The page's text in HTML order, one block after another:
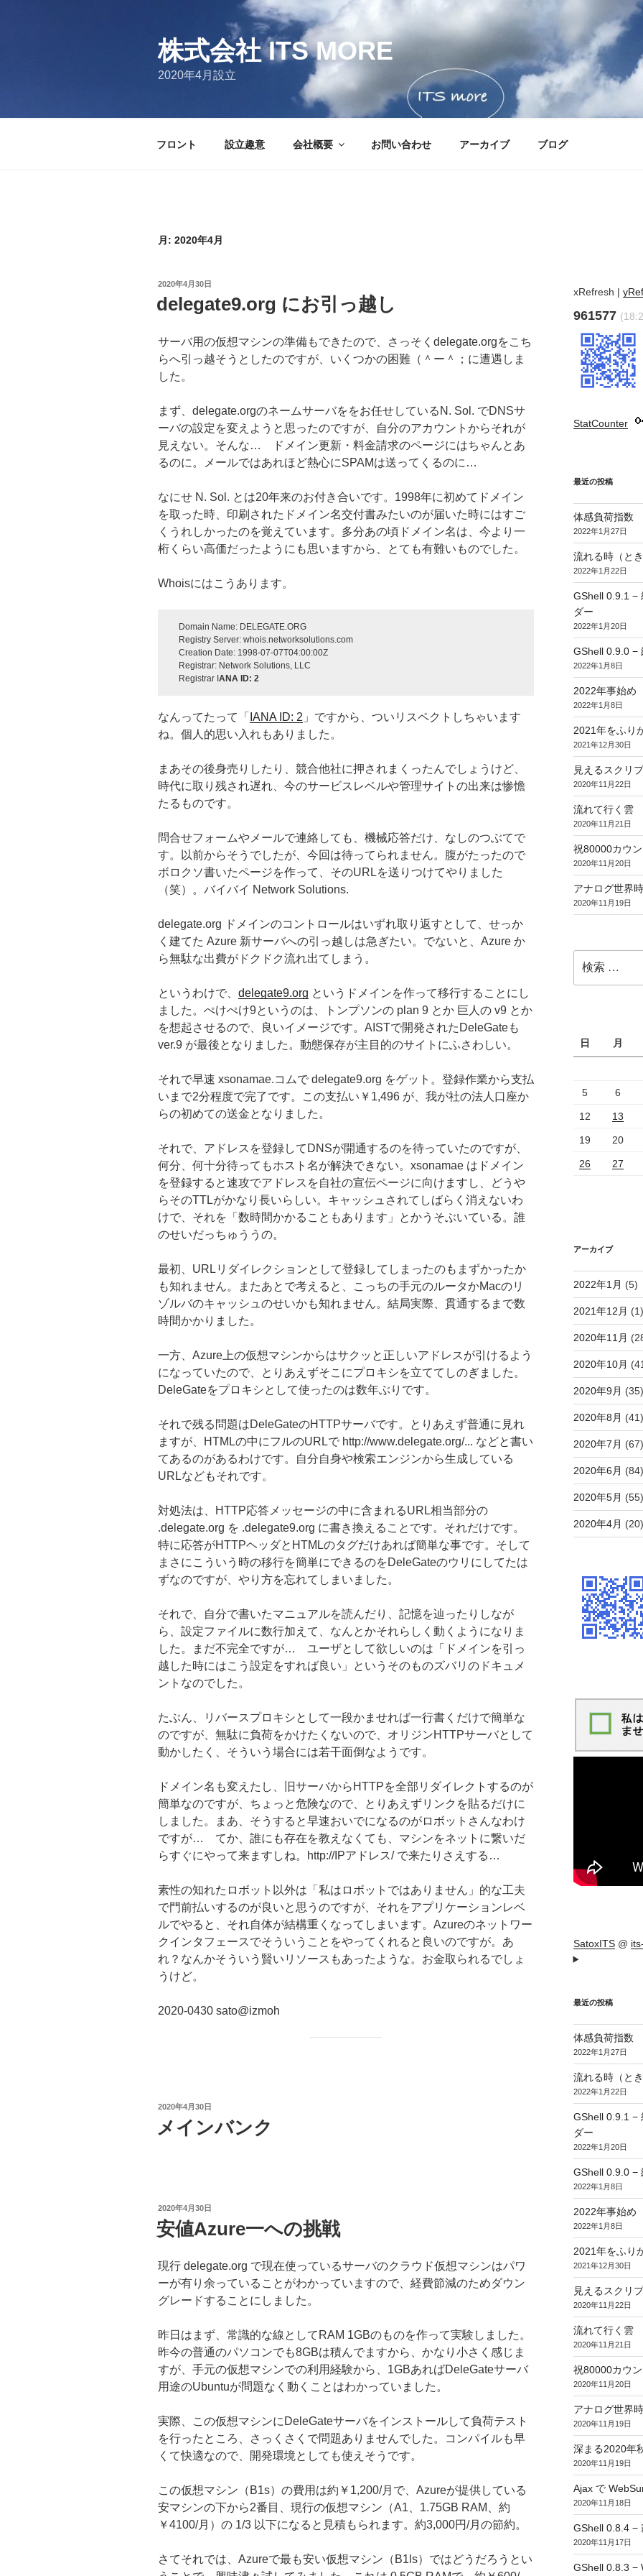
株式会社 ITS MORE
2020年4月設立
フロント 設立趣意 会社概要 お問い合わせ アーカイブ ブログ
月: 2020年4月
投
日:
2020年4月30日
delegate9.org にお引っ越し
サーバ用の仮想マシンの準備もできたので、さっそくdelegate.orgをこち
らへ引っ越そうとしたのですが、いくつかの困難（＾ー＾；に遭遇しま
した。
まず、delegate.orgのネームサーバををお任せしているN. Sol. でDNSサ
ーバの設定を変えようと思ったのですが、自分のアカウントからそれが
見えない。そんな… ドメイン更新・料金請求のページにはちゃんとあ
るのに。メールではあれほど熱心にSPAMは送ってくるのに…
なにせ N. Sol. とは20年来のお付き合いです。1998年に初めてドメイン
を取った時、印刷されたドメイン名交付書みたいのが届いた時にはすご
くうれしかったのを覚えています。多分あの頃ドメイン名は、今より一
桁くらい高価だったようにも思いますから、とても有難いものでした。
Whoisにはこうあります。
Domain Name: DELEGATE.ORG
Registry Server: whois.networksolutions.com
Creation Date: 1998-07-07T04:00:00Z
Registrar: Network Solutions, LLC
Registrar IANA ID: 2
なんってたって「 IANA ID: 2 」ですから、ついリスペクトしちゃいます
ね。個人的思い入れもありました。
まあその後身売りしたり、競合他社に押されまくったんでしょうけど、
時代に取り残され遅れ、今のサービスレベルや管理サイトの出来は惨憺
たるものです。
問合せフォームやメールで連絡しても、機械応答だけ、なしのつぶてで
す。以前からそうでしたが、今回は待ってられません。腹がたったので
ボロクソ書いたページを作って、そのURLを送りつけてやりました
（笑）。バイバイ Network Solutions.
delegate.org ドメインのコントロールはいずれ取り返すとして、せっか
く建てた Azure 新サーバへの引っ越しは急ぎたい。でないと、Azure か
ら無駄な出費がドクドク流れ出てしまう。
というわけで、 delegate9.org というドメインを作って移行することにし
ました。ぺけぺけ9というのは、トンプソンの plan 9 とか 巨人の v9 とか
を想起させるので、良いイメージです。AISTで開発されたDeleGateも
ver.9 が最後となりました。動態保存が主目的のサイトにふさわしい。
それで早速 xsonamae.コムで delegate9.org をゲット。登録作業から支払
いまで2分程度で完了です。この支払い￥1,496 が、我が社の法人口座か
らの初めての送金となりました。
それで、アドレスを登録してDNSが開通するのを待っていたのですが、
何分、何十分待ってもホスト名が解決できない。xsonamae はドメイン
を登録すると速攻でアドレスを自社の宣伝ページに向けますし、どうや
らそのTTLがかなり長いらしい。キャッシュされてしばらく消えないわ
けで、それを「数時間かかることもあります」とかうそぶいている。誰
のせいだっちゅううの。
最初、URLリダイレクションとして登録してしまったのもまずかったか
も知れません。またあとで考えると、こっちの手元のルータかMacのリ
ゾルバのキャッシュのせいかも知れません。結局実際、貫通するまで数
時間かかりました。
一方、Azure上の仮想マシンからはサクッと正しいアドレスが引けるよう
になっていたので、とりあえずそこにプロキシを立ててしのぎました。
DeleGateをプロキシとして使ったのは数年ぶりです。
それで残る問題はDeleGateのHTTPサーバです。とりあえず普通に見れ
ますが、HTMLの中にフルのURLで http://www.delegate.org/... などと書い
てあるのがあるわけです。自分自身や検索エンジンから生成している
URLなどもそれです。
対処法は、HTTP応答メッセージの中に含まれるURL相当部分の
.delegate.org を .delegate9.org に書き換えることです。それだけです。
特に応答がHTTPヘッダとHTMLのタグだけあれば簡単な事です。そして
まさにこういう時の移行を簡単にできるのをDeleGateのウリにしてたは
ずなのですが、やり方を忘れてしまいました。
それで、自分で書いたマニュアルを読んだり、記憶を辿ったりしなが
ら、設定ファイルに数行加えて、なんとかそれらしく動くようになりま
した。まだ不完全ですが… ユーザとして欲しいのは「ドメインを引っ
越した時にはこう設定をすれば良い」というそのものズバリのドキュメ
ントなのでした。
たぶん、リバースプロキシとして一段かませれば一行書くだけで簡単な
のですが、無駄に負荷をかけたくないので、オリジンHTTPサーバとして
動かしたく、そういう場合には若干面倒なようです。
ドメイン名も変えたし、旧サーバからHTTPを全部リダイレクトするのが
簡単なのですが、ちょっと危険なので、とりあえずリンクを貼るだけに
しました。まあ、そうすると早速おいでになるのがロボットさんなわけ
ですが… てか、誰にも存在を教えなくても、マシンをネットに繋いだ
らすぐにやって来ますしね。http://IPアドレス/ で来たりさえする…
素性の知れたロボット以外は「私はロボットではありません」的な工夫
で門前払いするのが良いと思うのですが、それをアプリケーションレベ
ルでやると、それ自体が結構重くなってしまいます。Azureのネットワー
クインタフェースでそういうことをやってくれると良いのですが。あ
れ？なんかそういう賢いリソースもあったような。お金取られるでしょ
うけど。
2020-0430 sato@izmoh
投
日:
2020年4月30日
メインバンク
投
稿
日:
2020年4月30日
安値Azure一への挑戦
現行 delegate.org で現在使っているサーバのクラウド仮想マシンはパワ
ーが有り余っていることがわかっていますので、経費節減のためダウン
グレードすることにしました。
昨日はまず、常識的な線としてRAM 1GBのものを作って実験しました。
昨今の普通のパソコンでも8GBは積んでますから、かなり小さく感じま
すが、手元の仮想マシンでの利用経験から、1GBあればDeleGateサーバ
用途のUbuntuが問題なく動くことはわかっていました。
実際、この仮想マシンにDeleGateサーバをインストールして負荷テスト
を行ったところ、さっくさくで問題ありませんでした。コンパイルも早
くて快適なので、開発環境としても使えそうです。
この仮想マシン（B1s）の費用は約￥1,200/月で、Azureが提供している
安マシンの下から2番目、現行の仮想マシン（A1、1.75GB RAM、約
￥4100/月）の 1/3 以下になると見積もられます。約3,000円/月の節約。
さてそれでは、Azureで最も安い仮想マシン（B1ls）ではどうだろうとい
xRefresh |
961577
StatCounter:
最近の投稿
体感負荷指数
2022年1月27日
流れる時（と
2022年1月22日
GShell 0.9.1 −
ダー
2022年1月20日
GShell 0.9.0 −
2022年1月8日
2022年事始め
2022年1月8日
2021年をふり
2021年12月30日
見えるスクリ
2020年11月22日
流れて行く雲
2020年11月21日
祝80000カウ
2020年11月20日
アナログ世界
2020年11月19日
索:
日
月
5 6
12 13
19 20
26 27
アーカイブ
2022年1月 (5)
2021年12月 (1)
2020年11月
2020年10月
2020年9月 (35)
2020年8月 (41)
2020年7月 (67)
2020年6月 (84)
2020年5月 (55)
2020年4月 (20)
SatoxITS@
最近の投稿
体感負荷指数
2022年1月27日
流れる時（と
2022年1月22日
GShell 0.9.1 −
ダー
2022年1月20日
GShell 0.9.0 −
2022年1月8日
2022年事始め
2022年1月8日
2021年をふり
2021年12月30日
見えるスクリ
2020年11月22日
流れて行く雲
2020年11月21日
祝80000カウ
2020年11月20日
アナログ世界
2020年11月19日
深まる2020年
2020年11月19日
Ajax で
2020年11月18日
GShell 0.8.4 −
2020年11月17日
GShell 0.8.3 −